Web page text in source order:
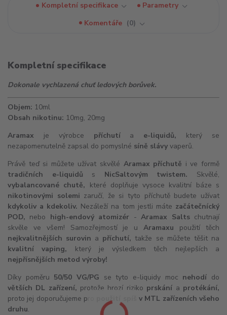
Kompletní specifikace
Parametry
Komentáře
0
Kompletní specifikace
Dokonale vychlazená chuť ledových borůvek.
Objem: 10ml
Obsah nikotinu: 10mg, 20mg
Aramax je výrobce příchutía e-liquidů, který se
nezapomenutelně zapsal do pomyslné síně slávy vaperů.
Právě teď si můžete užívat skvělé Aramax příchutě i ve formě
tradičních e-liquidů s NicSaltovým twistem. Skvělé,
vybalancované chutě, které doplňuje vysoce kvalitní báze s
nikotinovými solemi zaručí, že si tyto příchutě budete užívat
kdykoliv a kdekoliv. Nezáleží na tom jestli máte začátečnícký
POD, nebo high-endový atomizér -Aramax Saltschutnají
skvěle ve všem! Samozřejmostí je uAramaxu použití těch
nejkvalitnějších surovin a příchutí, takže se můžete těšit na
kvalitní vaping, který je výsledkem těch nejlepších a
nejpřísnějších metod výroby!
Díky poměru 50/50 VG/PG se tyto e-liquidy moc nehodí do
větších DL zařízení, protože hrozí riziko prskání a protékání,
proto jej doporučujeme pro
použití spíš v MTL zařízeních všeho
druhu.